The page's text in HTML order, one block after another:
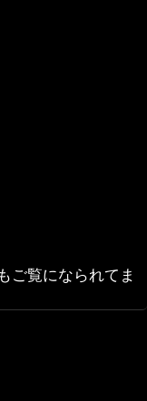
ご覧になられてま